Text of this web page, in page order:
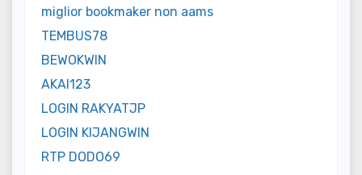
miglior bookmaker non aams
TEMBUS78
BEWOKWIN
AKAI123
LOGIN RAKYATJP
LOGIN KIJANGWIN
RTP DODO69